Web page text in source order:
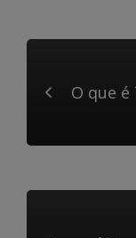
O que é